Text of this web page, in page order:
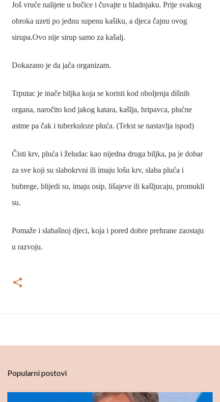
Još vruće nalijete u bočice i čuvajte u hladnjaku. Prije svakog
obroka uzeti po jednu supenu kašiku, a djeca čajnu ovog
sirupa.Ovo nije sirup samo za kašalj.
Dokazano je da jača organizam.
Trputac je inače biljka koja se koristi kod oboljenja dišnih
organa, naročito kod jakog katara, kašlja, hripavca, plućne
astme pa čak i tuberkuloze pluća. (Tekst se nastavlja ispod)
Čisti krv, pluća i želudac kao nijedna druga biljka, pa je dobar
za sve koji su slabokrvni ili imaju lošu krv, slaba pluća i
bubrege, blijedi su, imaju osip, lišajeve ili kašljucaju, promukli
su.
Pomaže i slabašnoj djeci, koja i pored dobre prehrane zaostaju
u razvoju.
Popularni postovi